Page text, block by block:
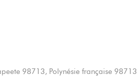
98713, Polynésie française 98713